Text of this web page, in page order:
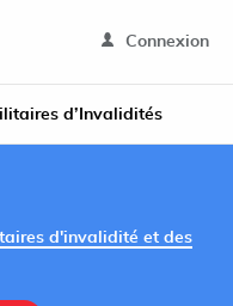
Connexion
d’Invalidités
d'invalidité et des